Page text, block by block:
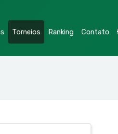
Torneios Ranking Contato